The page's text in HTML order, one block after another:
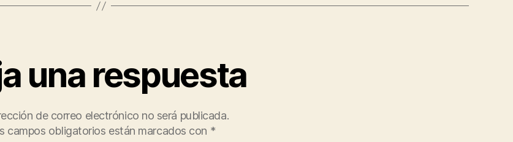
una respuesta
de correo electrónico no será publicada.
campos obligatorios están marcados con *